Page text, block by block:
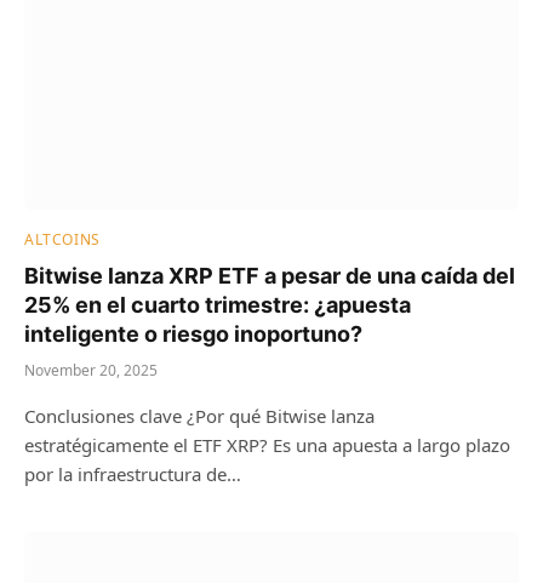
ALTCOINS
Bitwise lanza XRP ETF a pesar de una caída del
25% en el cuarto trimestre: ¿apuesta
inteligente o riesgo inoportuno?
November 20, 2025
Conclusiones clave ¿Por qué Bitwise lanza
estratégicamente el ETF XRP? Es una apuesta a largo plazo
por la infraestructura de…